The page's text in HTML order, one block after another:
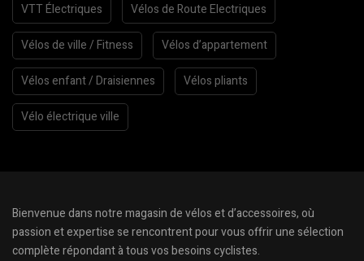
VTT Électriques Vélos de Route Electriques
Vélos de ville / Fitness Vélos d’appartement
Vélos enfant / Draisiennes Vélos pliants
Vélo électrique ville
Bienvenue dans notre magasin de vélos et d’accessoires, où
passion et expertise se rencontrent pour vous offrir une sélection
complète répondant à tous vos besoins cyclistes.